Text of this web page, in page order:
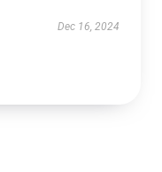
Dec 16, 2024